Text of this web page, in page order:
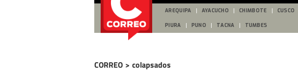
AREQUIPA AYACUCHO CHIMBOTE CUSCO
PIURA PUNO TACNA TUMBES
CORREO > colapsados